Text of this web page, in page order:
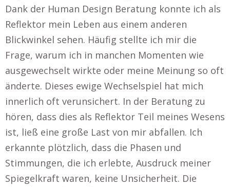
Dank der Human Design Beratung konnte ich als
Reflektor mein Leben aus einem anderen
Blickwinkel sehen. Häufig stellte ich mir die
Frage, warum ich in manchen Momenten wie
ausgewechselt wirkte oder meine Meinung so oft
änderte. Dieses ewige Wechselspiel hat mich
innerlich oft verunsichert. In der Beratung zu
hören, dass dies als Reflektor Teil meines Wesens
ist, ließ eine große Last von mir abfallen. Ich
erkannte plötzlich, dass die Phasen und
Stimmungen, die ich erlebte, Ausdruck meiner
Spiegelkraft waren, keine Unsicherheit. Die